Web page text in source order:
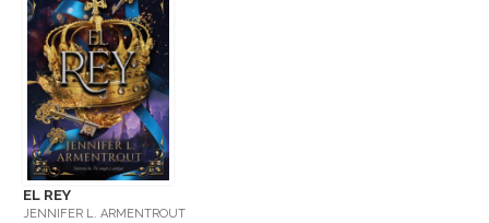
EL REY
JENNIFER L. ARMENTROUT